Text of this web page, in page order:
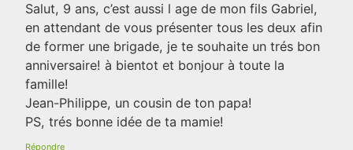
Salut, 9 ans, c’est aussi l age de mon fils Gabriel,
en attendant de vous présenter tous les deux afin
de former une brigade, je te souhaite un trés bon
anniversaire! à bientot et bonjour à toute la
famille!
Jean-Philippe, un cousin de ton papa!
PS, trés bonne idée de ta mamie!
Répondre